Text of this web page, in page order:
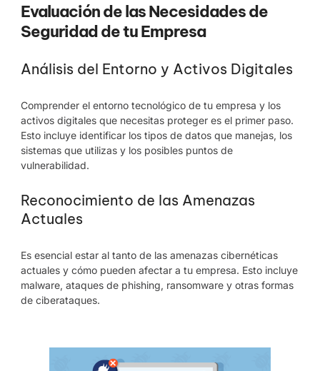
Evaluación de las Necesidades de
Seguridad de tu Empresa
Análisis del Entorno y Activos Digitales
Comprender el entorno tecnológico de tu empresa y los
activos digitales que necesitas proteger es el primer paso.
Esto incluye identificar los tipos de datos que manejas, los
sistemas que utilizas y los posibles puntos de
vulnerabilidad.
Reconocimiento de las Amenazas
Actuales
Es esencial estar al tanto de las amenazas cibernéticas
actuales y cómo pueden afectar a tu empresa. Esto incluye
malware, ataques de phishing, ransomware y otras formas
de ciberataques.